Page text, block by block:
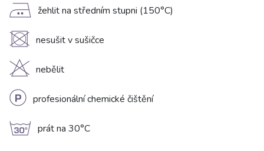
E žehlit na středním stupni (150°C)
U nesušit v sušičce
H nebělit
L profesionální chemické čištění
g prát na 30°C